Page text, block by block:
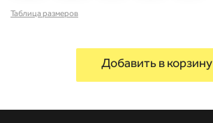
Taблица размеров
Добавить в корзину